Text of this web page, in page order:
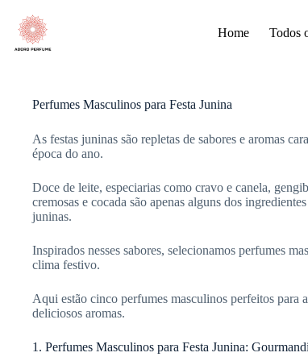
para
conteúdo
Home Todos
Perfumes Masculinos para Festa Junina
As festas juninas são repletas de sabores e aromas
época do ano.
Doce de leite, especiarias como cravo e canela,
cremosas e cocada são apenas alguns dos
juninas.
Inspirados nesses sabores, selecionamos perfumes
clima festivo.
Aqui estão cinco perfumes masculinos perfeitos para
deliciosos aromas.
1. Perfumes Masculinos para Festa Junina: